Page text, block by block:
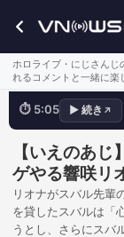
ホロライブ・にじさんじ
れるコメントと一緒に楽
💬父ち
父ち
⏱ 5:05 ▶ 続き ↗
【いえのあ
ゲやる響咲リ
リオナがスバル先輩
を貸したスバルは「
うとし、さらにスバ